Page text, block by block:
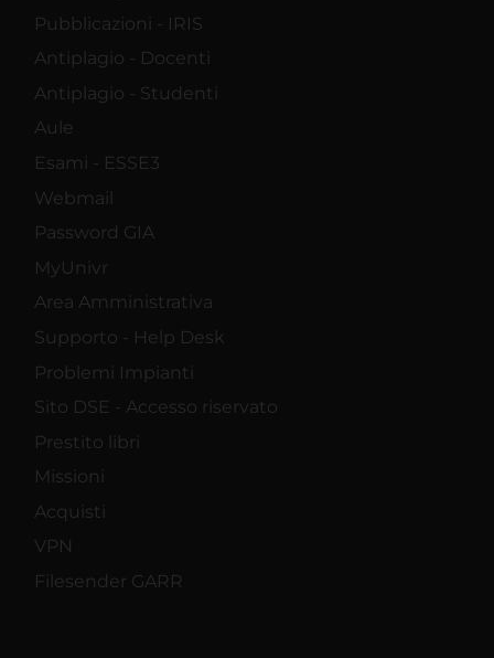
Pubblicazioni - IRIS
Antiplagio - Docenti
Antiplagio - Studenti
Aule
Esami - ESSE3
Webmail
Password GIA
MyUnivr
Area Amministrativa
Supporto - Help Desk
Problemi Impianti
Sito DSE - Accesso riservato
Prestito libri
Missioni
Acquisti
VPN
Filesender GARR